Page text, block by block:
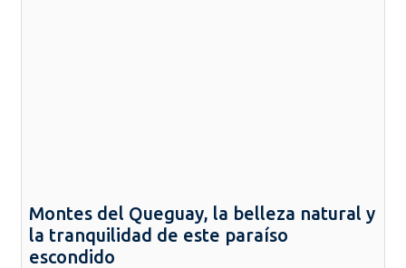
Montes del Queguay, la belleza natural y
la tranquilidad de este paraíso
escondido